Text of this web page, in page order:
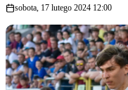
sobota, 17 lutego 2024 12:00